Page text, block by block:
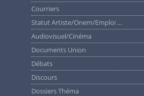
Courriers
Statut Artiste/Onem/Emploi …
Audiovisuel/cinéma
Documents Union
Débats
Discours
Dossiers Théma